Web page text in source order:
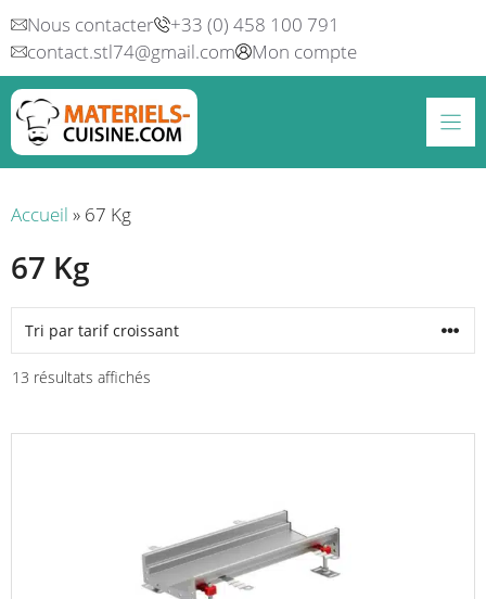
Aller
au
contenu
Nous contacter
+33 (0) 458 100 791
contact.stl74@gmail.com
Mon compte
Accueil » 67 Kg
67 Kg
13 résultats affichés